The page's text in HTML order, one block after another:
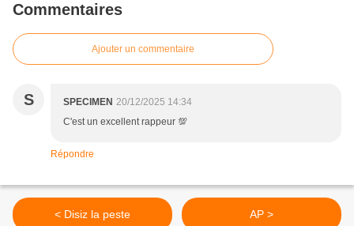
Commentaires
Ajouter un commentaire
S SPECIMEN 20/12/2025 14:34
C'est un excellent rappeur 💯
Répondre
< Disiz la peste AP >